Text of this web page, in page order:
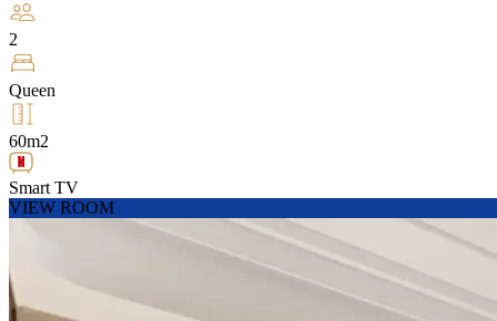
2
Queen
60m2
Smart TV
VIEW ROOM